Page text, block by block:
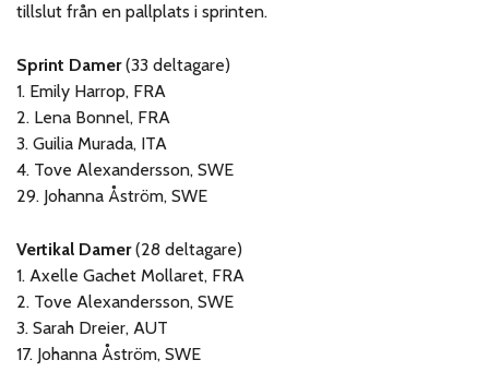
tillslut från en pallplats i sprinten.
Sprint Damer(33 deltagare)
1. Emily Harrop, FRA
2. Lena Bonnel, FRA
3. Guilia Murada, ITA
4. Tove Alexandersson, SWE
29. Johanna Åström, SWE
Vertikal Damer(28 deltagare)
1. Axelle Gachet Mollaret, FRA
2. Tove Alexandersson, SWE
3. Sarah Dreier, AUT
17. Johanna Åström, SWE